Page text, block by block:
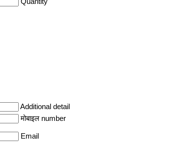
Additional detail
मोबाइल number
Email